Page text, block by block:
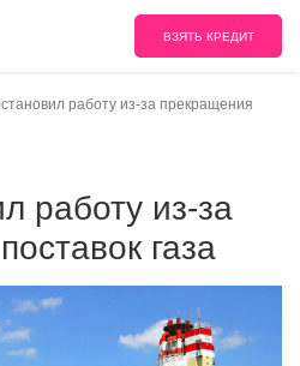
ВЗЯТЬ КРЕДИТ
работу из-за прекращения
газа